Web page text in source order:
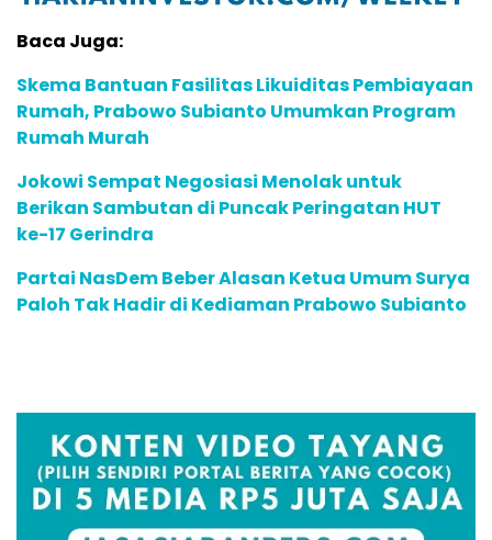
Baca Juga:
Skema Bantuan Fasilitas Likuiditas Pembiayaan
Rumah, Prabowo Subianto Umumkan Program
Rumah Murah
Jokowi Sempat Negosiasi Menolak untuk
Berikan Sambutan di Puncak Peringatan HUT
ke-17 Gerindra
Partai NasDem Beber Alasan Ketua Umum Surya
Paloh Tak Hadir di Kediaman Prabowo Subianto